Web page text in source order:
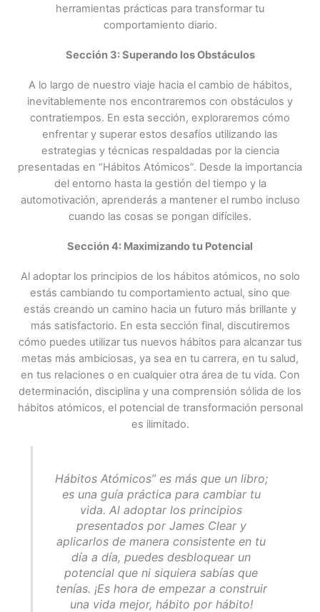
herramientas prácticas para transformar tu
comportamiento diario.
Sección 3: Superando los Obstáculos
A lo largo de nuestro viaje hacia el cambio de hábitos,
inevitablemente nos encontraremos con obstáculos y
contratiempos. En esta sección, exploraremos cómo
enfrentar y superar estos desafíos utilizando las
estrategias y técnicas respaldadas por la ciencia
presentadas en “Hábitos Atómicos”. Desde la importancia
del entorno hasta la gestión del tiempo y la
automotivación, aprenderás a mantener el rumbo incluso
cuando las cosas se pongan difíciles.
Sección 4: Maximizando tu Potencial
Al adoptar los principios de los hábitos atómicos, no solo
estás cambiando tu comportamiento actual, sino que
estás creando un camino hacia un futuro más brillante y
más satisfactorio. En esta sección final, discutiremos
cómo puedes utilizar tus nuevos hábitos para alcanzar tus
metas más ambiciosas, ya sea en tu carrera, en tu salud,
en tus relaciones o en cualquier otra área de tu vida. Con
determinación, disciplina y una comprensión sólida de los
hábitos atómicos, el potencial de transformación personal
es ilimitado.
Hábitos Atómicos” es más que un libro;
es una guía práctica para cambiar tu
vida. Al adoptar los principios
presentados por James Clear y
aplicarlos de manera consistente en tu
día a día, puedes desbloquear un
potencial que ni siquiera sabías que
tenías. ¡Es hora de empezar a construir
una vida mejor, hábito por hábito!